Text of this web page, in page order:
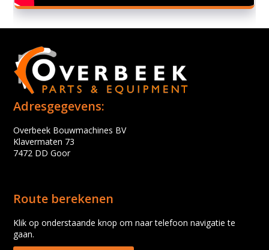
Adresgegevens:
Overbeek Bouwmachines BV
Klavermaten 73
7472 DD Goor
Route berekenen
Klik op onderstaande knop om naar telefoon navigatie te
gaan.